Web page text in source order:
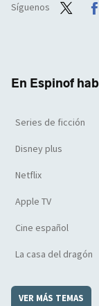
Síguenos
En Espinof
Series de ficción
Disney plus
Netflix
Apple TV
Cine español
La casa del dragón
VER MÁS TEMAS